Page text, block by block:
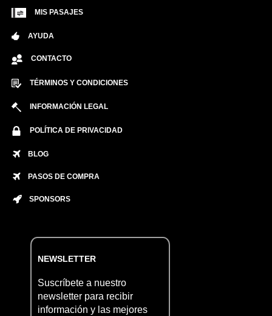
MIS PASAJES
AYUDA
CONTACTO
TÉRMINOS Y CONDICIONES
INFORMACIÓN LEGAL
POLÍTICA DE PRIVACIDAD
BLOG
PASOS DE COMPRA
SPONSORS
NEWSLETTER
Suscríbete a nuestro
newsletter para recibir
información y las mejores